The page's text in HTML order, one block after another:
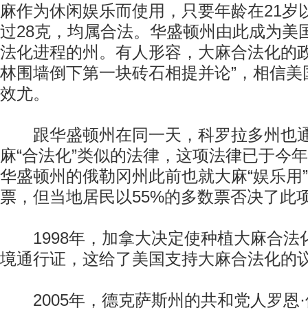
麻作为休闲娱乐而使用，只要年龄在21岁
过28克，均属合法。华盛顿州由此成为美
法化进程的州。有人形容，大麻合法化的
林围墙倒下第一块砖石相提并论”，相信
效尤。
跟华盛顿州在同一天，科罗拉多州也
麻“合法化”类似的法律，这项法律已于今
华盛顿州的俄勒冈州此前也就大麻“娱乐用
票，但当地居民以55%的多数票否决了此
1998年，加拿大决定使种植大麻合法
境通行证，这给了美国支持大麻合法化的
2005年，德克萨斯州的共和党人罗恩·